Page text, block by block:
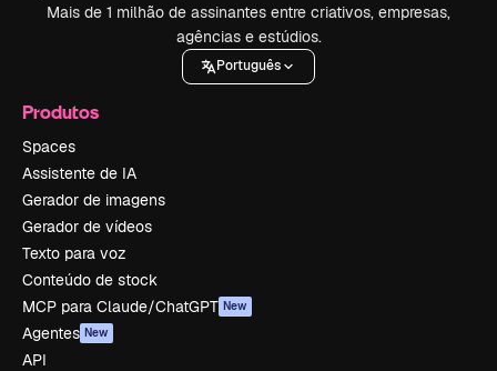
Mais de 1 milhão de assinantes entre criativos, empresas,
agências e estúdios.
Português
Produtos
Spaces
Assistente de IA
Gerador de imagens
Gerador de vídeos
Texto para voz
Conteúdo de stock
MCP para Claude/ChatGPT New
Agentes New
API